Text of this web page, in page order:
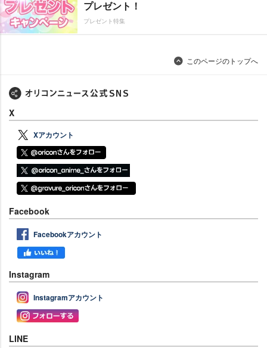
プレゼント！
プレゼント特集
このページのトップへ
X
Xアカウント
Facebook
Facebookアカウント
Instagram
Instagramアカウント
LINE